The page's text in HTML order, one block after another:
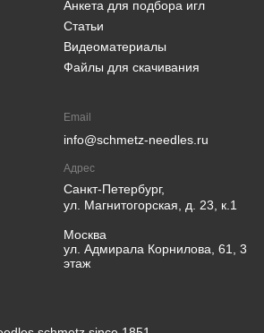
Анкета для подбора игл
Статьи
Видеоматериалы
Файлы для скачивания
Email
info@schmetz-needles.ru
Адрес
Санкт-Петербург,
ул. Магнитогорская, д. 23, к.1
Москва
ул. Адмирала Корнилова, 61, 3
этаж